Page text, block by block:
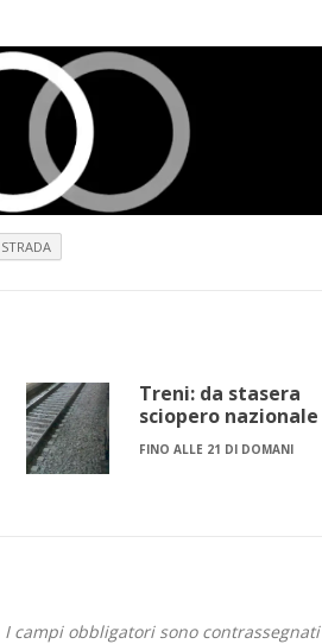
STRADA
Treni: da stasera
sciopero nazionale
FINO ALLE 21 DI DOMANI
I campi obbligatori sono contrassegnati